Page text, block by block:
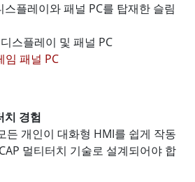
스플레이와 패널 PC를 탑재한 슬림
디스플레이 및 패널 PC
임 패널 PC
치 경험
든 개인이 대화형 HMI를 쉽게 작동
멀티터치 기술로 설계되어야 합